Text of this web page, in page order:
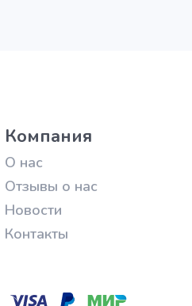
Компания
О нас
Отзывы о нас
Новости
Контакты